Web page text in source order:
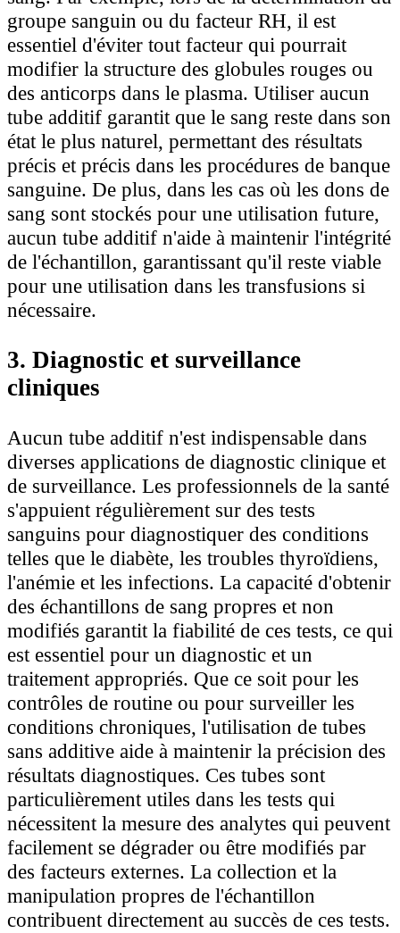
groupe sanguin ou du facteur RH, il est
essentiel d'éviter tout facteur qui pourrait
modifier la structure des globules rouges ou
des anticorps dans le plasma. Utiliser aucun
tube additif garantit que le sang reste dans son
état le plus naturel, permettant des résultats
précis et précis dans les procédures de banque
sanguine. De plus, dans les cas où les dons de
sang sont stockés pour une utilisation future,
aucun tube additif n'aide à maintenir l'intégrité
de l'échantillon, garantissant qu'il reste viable
pour une utilisation dans les transfusions si
nécessaire.
3. Diagnostic et surveillance
cliniques
Aucun tube additif n'est indispensable dans
diverses applications de diagnostic clinique et
de surveillance. Les professionnels de la santé
s'appuient régulièrement sur des tests
sanguins pour diagnostiquer des conditions
telles que le diabète, les troubles thyroïdiens,
l'anémie et les infections. La capacité d'obtenir
des échantillons de sang propres et non
modifiés garantit la fiabilité de ces tests, ce qui
est essentiel pour un diagnostic et un
traitement appropriés. Que ce soit pour les
contrôles de routine ou pour surveiller les
conditions chroniques, l'utilisation de tubes
sans additive aide à maintenir la précision des
résultats diagnostiques. Ces tubes sont
particulièrement utiles dans les tests qui
nécessitent la mesure des analytes qui peuvent
facilement se dégrader ou être modifiés par
des facteurs externes. La collection et la
manipulation propres de l'échantillon
contribuent directement au succès de ces tests.